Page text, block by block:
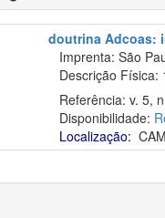
doutrina Adcoas:
Imprenta: São
Descrição Física:
Referência: v. 5,
Disponibilidade:
Localização: CAM